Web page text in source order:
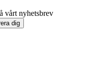
vårt nyhetsbrev
dig